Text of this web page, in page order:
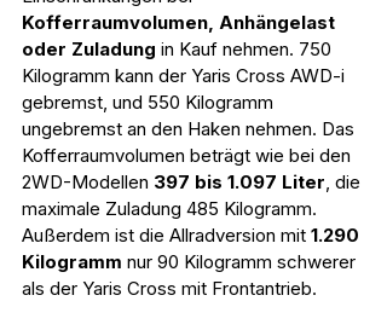
Kofferraumvolumen, Anhängelast
oder Zuladung in Kauf nehmen. 750
Kilogramm kann der Yaris Cross AWD-i
gebremst, und 550 Kilogramm
ungebremst an den Haken nehmen. Das
Kofferraumvolumen beträgt wie bei den
2WD-Modellen 397 bis 1.097 Liter , die
maximale Zuladung 485 Kilogramm.
Außerdem ist die Allradversion mit 1.290
Kilogramm nur 90 Kilogramm schwerer
als der Yaris Cross mit Frontantrieb.